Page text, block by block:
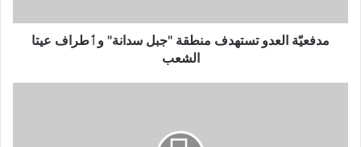
مدفعيّة العدو تستهدف منطقة "جبل سدانة" وٲطراف عيتا
الشعب